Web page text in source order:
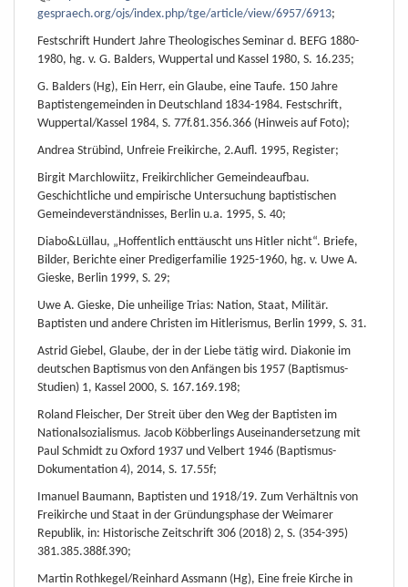
gespraech.org/ojs/index.php/tge/article/view/6957/6913;
Festschrift Hundert Jahre Theologisches Seminar d. BEFG 1880-
1980, hg. v. G. Balders, Wuppertal und Kassel 1980, S. 16.235;
G. Balders (Hg), Ein Herr, ein Glaube, eine Taufe. 150 Jahre
Baptistengemeinden in Deutschland 1834-1984. Festschrift,
Wuppertal/Kassel 1984, S. 77f.81.356.366 (Hinweis auf Foto);
Andrea Strübind, Unfreie Freikirche, 2.Aufl. 1995, Register;
Birgit Marchlowiitz, Freikirchlicher Gemeindeaufbau.
Geschichtliche und empirische Untersuchung baptistischen
Gemeindeverständnisses, Berlin u.a. 1995, S. 40;
Diabo&Lüllau, „Hoffentlich enttäuscht uns Hitler nicht“. Briefe,
Bilder, Berichte einer Predigerfamilie 1925-1960, hg. v. Uwe A.
Gieske, Berlin 1999, S. 29;
Uwe A. Gieske, Die unheilige Trias: Nation, Staat, Militär.
Baptisten und andere Christen im Hitlerismus, Berlin 1999, S. 31.
Astrid Giebel, Glaube, der in der Liebe tätig wird. Diakonie im
deutschen Baptismus von den Anfängen bis 1957 (Baptismus-
Studien) 1, Kassel 2000, S. 167.169.198;
Roland Fleischer, Der Streit über den Weg der Baptisten im
Nationalsozialismus. Jacob Köbberlings Auseinandersetzung mit
Paul Schmidt zu Oxford 1937 und Velbert 1946 (Baptismus-
Dokumentation 4), 2014, S. 17.55f;
Imanuel Baumann, Baptisten und 1918/19. Zum Verhältnis von
Freikirche und Staat in der Gründungsphase der Weimarer
Republik, in: Historische Zeitschrift 306 (2018) 2, S. (354-395)
381.385.388f.390;
Martin Rothkegel/Reinhard Assmann (Hg), Eine freie Kirche in